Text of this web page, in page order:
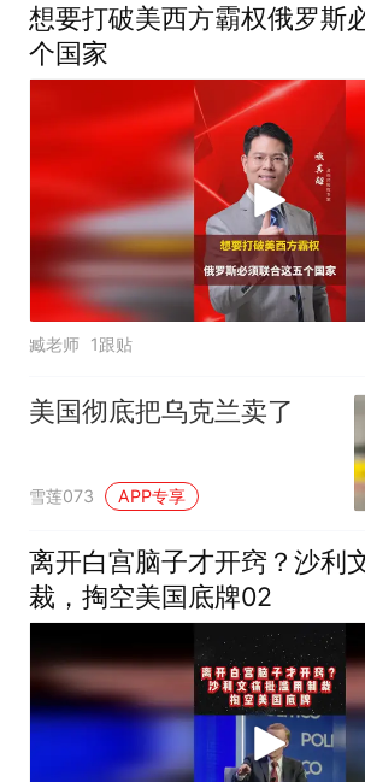
想要打破美西方霸权俄罗斯
个国家
臧老师 1跟贴
美国彻底把乌克兰卖了
雪莲073 APP专享
离开白宫脑子才开窍？沙利
裁，掏空美国底牌02